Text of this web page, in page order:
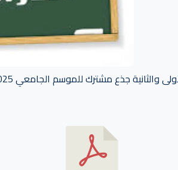
والثانية جذع مشترك للموسم الجامعي 2026/2025